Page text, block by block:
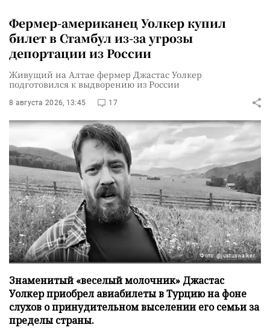
Фермер-американец Уолкер купил
билет в Стамбул из-за угрозы
депортации из России
Живущий на Алтае фермер Джастас Уолкер
подготовился к выдворению из России
8 августа 2026, 13:45 17
Фото: @justuswalker
Знаменитый «веселый молочник» Джастас
Уолкер приобрел авиабилеты в Турцию на фоне
слухов о принудительном выселении его семьи за
пределы страны.